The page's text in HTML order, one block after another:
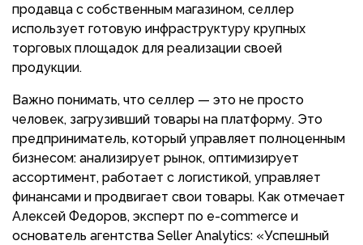
продавца с собственным магазином, селлер
использует готовую инфраструктуру крупных
торговых площадок для реализации своей
продукции.
Важно понимать, что селлер — это не просто
человек, загрузивший товары на платформу. Это
предприниматель, который управляет полноценным
бизнесом: анализирует рынок, оптимизирует
ассортимент, работает с логистикой, управляет
финансами и продвигает свои товары. Как отмечает
Алексей Федоров, эксперт по e-commerce и
основатель агентства Seller Analytics: «Успешный